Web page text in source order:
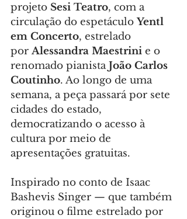
projeto Sesi Teatro, com a
circulação do espetáculo Yentl
em Concerto, estrelado
por Alessandra Maestrini e o
renomado pianista João Carlos
Coutinho. Ao longo de uma
semana, a peça passará por sete
cidades do estado,
democratizando o acesso à
cultura por meio de
apresentações gratuitas.
Inspirado no conto de Isaac
Bashevis Singer — que também
originou o filme estrelado por